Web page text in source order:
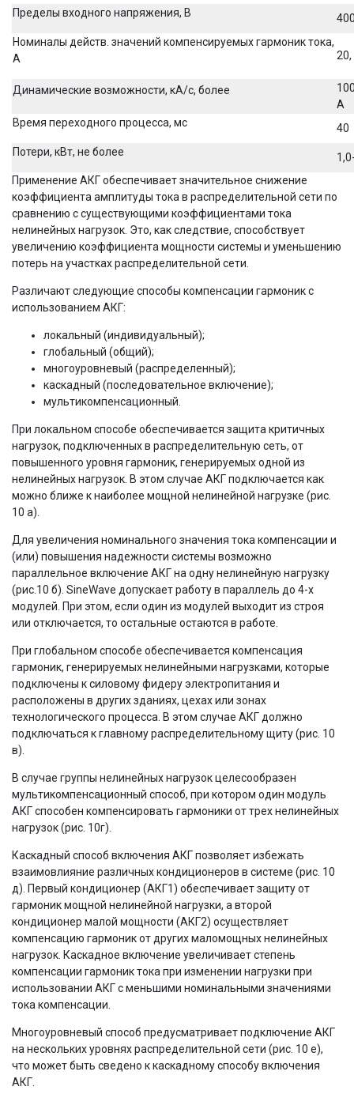
Пределы входного напряжения, В
Номиналы действ. значений компенсируемых гармоник тока,
A
20,
Динамические возможности, кА/с, более
А
Время переходного процесса, мс
40
Потери, кВт, не более
Применение АКГ обеспечивает значительное снижение
коэффициента амплитуды тока в распределительной сети по
сравнению с существующими коэффициентами тока
нелинейных нагрузок. Это, как следствие, способствует
увеличению коэффициента мощности системы и уменьшению
потерь на участках распределительной сети.
Различают следующие способы компенсации гармоник с
использованием АКГ:
локальный (индивидуальный);
глобальный (общий);
многоуровневый (распределенный);
каскадный (последовательное включение);
мультикомпенсационный.
При локальном способе обеспечивается защита критичных
нагрузок, подключенных в распределительную сеть, от
повышенного уровня гармоник, генерируемых одной из
нелинейных нагрузок. В этом случае АКГ подключается как
можно ближе к наиболее мощной нелинейной нагрузке (рис.
10 а).
Для увеличения номинального значения тока компенсации и
(или) повышения надежности системы возможно
параллельное включение АКГ на одну нелинейную нагрузку
(рис.10 б). SineWave допускает работу в параллель до 4-х
модулей. При этом, если один из модулей выходит из строя
или отключается, то остальные остаются в работе.
При глобальном способе обеспечивается компенсация
гармоник, генерируемых нелинейными нагрузками, которые
подключены к силовому фидеру электропитания и
расположены в других зданиях, цехах или зонах
технологического процесса. В этом случае АКГ должно
подключаться к главному распределительному щиту (рис. 10
в).
В случае группы нелинейных нагрузок целесообразен
мультикомпенсационный способ, при котором один модуль
АКГ способен компенсировать гармоники от трех нелинейных
нагрузок (рис. 10г).
Каскадный способ включения АКГ позволяет избежать
взаимовлияние различных кондиционеров в системе (рис. 10
д). Первый кондиционер (АКГ1) обеспечивает защиту от
гармоник мощной нелинейной нагрузки, а второй
кондиционер малой мощности (АКГ2) осуществляет
компенсацию гармоник от других маломощных нелинейных
нагрузок. Каскадное включение увеличивает степень
компенсации гармоник тока при изменении нагрузки при
использовании АКГ с меньшими номинальными значениями
тока компенсации.
Многоуровневый способ предусматривает подключение АКГ
на нескольких уровнях распределительной сети (рис. 10 е),
что может быть сведено к каскадному способу включения
АКГ.